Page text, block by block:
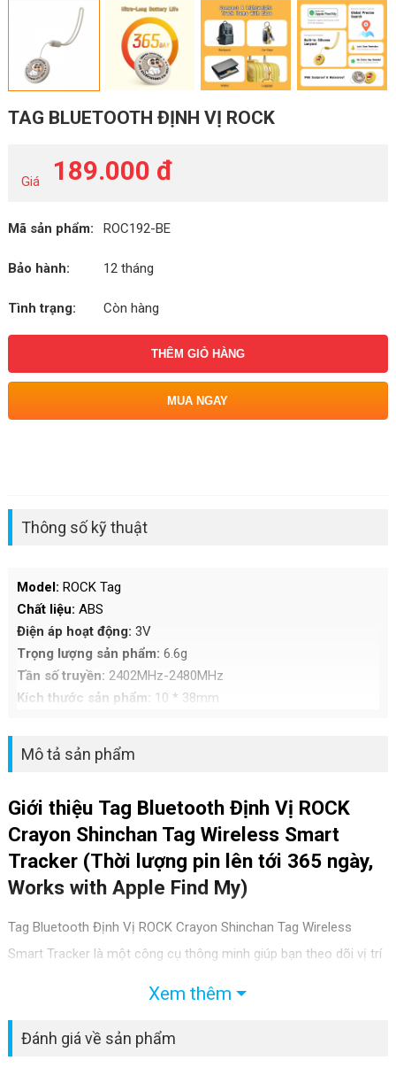
TAG BLUETOOTH ĐỊNH VỊ ROCK
Giá 189.000 đ
Mã sản phẩm: ROC192-BE
Bảo hành: 12 tháng
Tình trạng: Còn hàng
THÊM GIỎ HÀNG
MUA NGAY
Thông số kỹ thuật
Model: ROCK Tag
Chất liệu: ABS
Điện áp hoạt động: 3V
Trọng lượng sản phẩm: 6.6g
Tần số truyền: 2402MHz-2480MHz
Kích thước sản phẩm: 10 * 38mm
Mô tả sản phẩm
Giới thiệu Tag Bluetooth Định Vị ROCK
Crayon Shinchan Tag Wireless Smart
Tracker (Thời lượng pin lên tới 365 ngày,
Works with Apple Find My)
Tag Bluetooth Định Vị ROCK Crayon Shinchan Tag Wireless
Smart Tracker là một công cụ thông minh giúp bạn theo dõi vị trí
ích, sản phẩm này sẽ giúp bạn không bao giờ mất mất một vật
dụng nào quan trọng nữa.
Xem thêm
Đánh giá về sản phẩm